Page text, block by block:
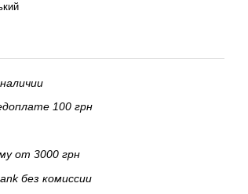
100 грн
от 3000 грн
без комиссии